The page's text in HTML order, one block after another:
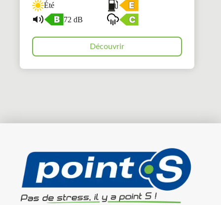
Été
72 dB
Découvrir